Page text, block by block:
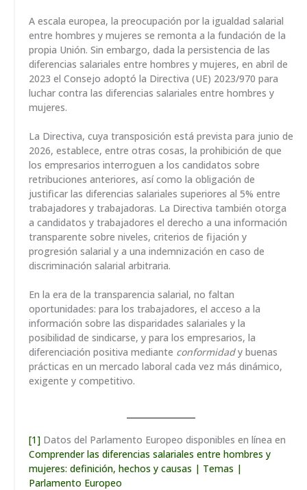
A escala europea, la preocupación por la igualdad salarial
entre hombres y mujeres se remonta a la fundación de la
propia Unión. Sin embargo, dada la persistencia de las
diferencias salariales entre hombres y mujeres, en abril de
2023 el Consejo adoptó la Directiva (UE) 2023/970 para
luchar contra las diferencias salariales entre hombres y
mujeres.
La Directiva, cuya transposición está prevista para junio de
2026, establece, entre otras cosas, la prohibición de que
los empresarios interroguen a los candidatos sobre
retribuciones anteriores, así como la obligación de
justificar las diferencias salariales superiores al 5% entre
trabajadores y trabajadoras. La Directiva también otorga
a candidatos y trabajadores el derecho a una información
transparente sobre niveles, criterios de fijación y
progresión salarial y a una indemnización en caso de
discriminación salarial arbitraria.
En la era de la transparencia salarial, no faltan
oportunidades: para los trabajadores, el acceso a la
información sobre las disparidades salariales y la
posibilidad de sindicarse, y para los empresarios, la
diferenciación positiva mediante conformidady buenas
prácticas en un mercado laboral cada vez más dinámico,
exigente y competitivo.
[1] Datos del Parlamento Europeo disponibles en línea en
Comprender las diferencias salariales entre hombres y
mujeres: definición, hechos y causas | Temas |
Parlamento Europeo